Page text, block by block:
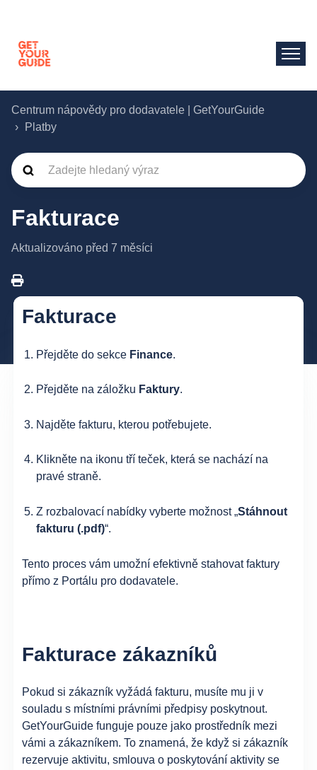
Centrum nápovědy pro dodavatele | GetYourGuide
Platby
Fakturace
Aktualizováno před 7 měsíci
Fakturace
Přejděte do sekce Finance.
Přejděte na záložku Faktury.
Najděte fakturu, kterou potřebujete.
Klikněte na ikonu tří teček, která se nachází na
pravé straně.
Z rozbalovací nabídky vyberte možnost „Stáhnout
fakturu (.pdf)“.
Tento proces vám umožní efektivně stahovat faktury
přímo z Portálu pro dodavatele.
Fakturace zákazníků
Pokud si zákazník vyžádá fakturu, musíte mu ji v
souladu s místními právními předpisy poskytnout.
GetYourGuide funguje pouze jako prostředník mezi
vámi a zákazníkem. To znamená, že když si zákazník
rezervuje aktivitu, smlouva o poskytování aktivity se